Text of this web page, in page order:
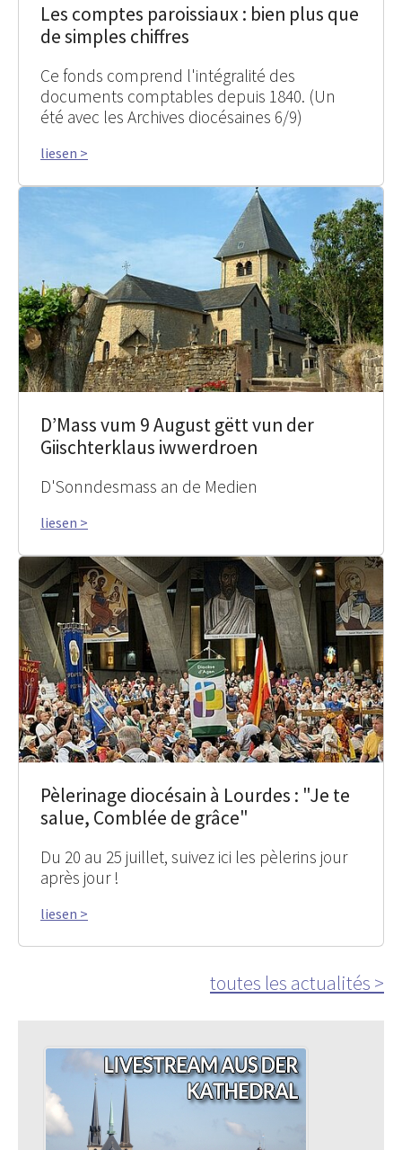
Les comptes paroissiaux : bien plus que
de simples chiffres
Ce fonds comprend l'intégralité des
documents comptables depuis 1840. (Un
été avec les Archives diocésaines 6/9)
liesen >
D’Mass vum 9 August gëtt vun der
Giischterklaus iwwerdroen
D'Sonndesmass an de Medien
liesen >
Pèlerinage diocésain à Lourdes : "Je te
salue, Comblée de grâce"
Du 20 au 25 juillet, suivez ici les pèlerins jour
après jour !
liesen >
toutes les actualités >